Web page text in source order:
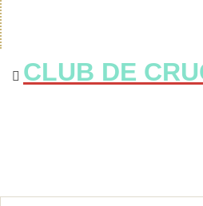
CLUB DE